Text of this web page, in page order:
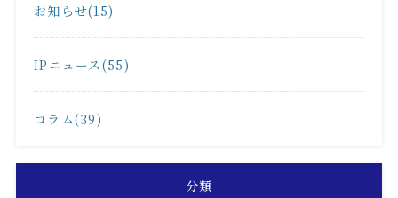
お知らせ(15)
IPニュース(55)
コラム(39)
分類